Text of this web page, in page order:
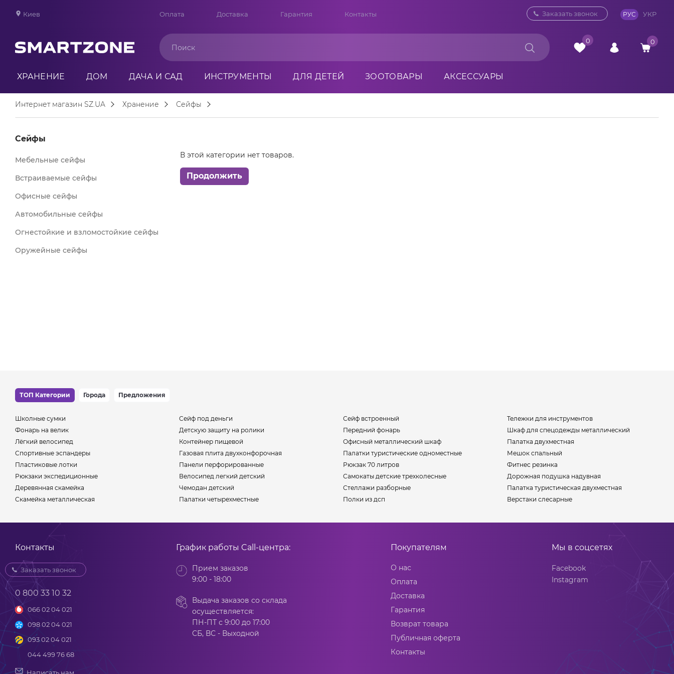
Киев Оплата Доставка Гарантия Контакты 0 800 33 10 32
Заказать звонок РУС УКР
0 0
ХРАНЕНИЕ ДОМ ДАЧА И САД ИНСТРУМЕНТЫ ДЛЯ ДЕТЕЙ ЗООТОВАРЫ АКСЕССУАРЫ
Интернет магазин SZ.UA Хранение Сейфы
Сейфы
Мебельные сейфы
Встраиваемые сейфы
Офисные сейфы
Автомобильные сейфы
Огнестойкие и взломостойкие сейфы
Оружейные сейфы
В этой категории нет товаров.
Продолжить
ТОП Категории Города Предложения
Школные сумки
Фонарь на велик
Лёгкий велосипед
Спортивные эспандеры
Пластиковые лотки
Рюкзаки экспедиционные
Деревянная скамейка
Скамейка металлическая
Сейф под деньги
Детскую защиту на ролики
Контейнер пищевой
Газовая плита двухконфорочная
Панели перфорированные
Велосипед легкий детский
Чемодан детский
Палатки четырехместные
Сейф встроенный
Передний фонарь
Офисный металлический шкаф
Палатки туристические одноместные
Рюкзак 70 литров
Самокаты детские трехколесные
Стеллажи разборные
Полки из дсп
Тележки для инструментов
Шкаф для спецодежды металлический
Палатка двухместная
Мешок спальный
Фитнес резинка
Дорожная подушка надувная
Палатка туристическая двухместная
Верстаки слесарные
Контакты
Заказать звонок
0 800 33 10 32
066 02 04 021
098 02 04 021
093 02 04 021
044 499 76 68
График работы Call-центра:
Прием заказов
9:00 - 18:00
Выдача заказов со склада
осуществляется:
ПН-ПТ с 9:00 до 17:00
СБ, ВС - Выходной
Покупателям
О нас
Оплата
Доставка
Гарантия
Возврат товара
Публичная оферта
Контакты
Мы в соцсетях
Facebook
Instagram